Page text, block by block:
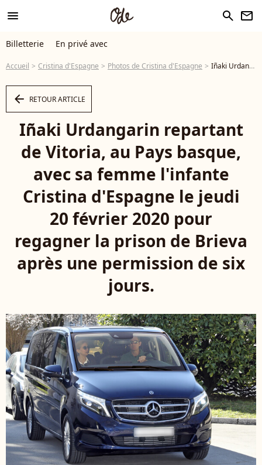
menu search newsletter
Billetterie En privé avec
Accueil Cristina d'Espagne Photos de Cristina d'Espagne Iñaki Urdangarin repartant de Vitoria, au Pays basque, avec sa femme l'infante Cristina d'Espagne le jeudi 20 février 2020 pour regagner la prison de Brieva après une permission de six jours. - Photo
arrow_left RETOUR ARTICLE
Iñaki Urdangarin repartant
de Vitoria, au Pays basque,
avec sa femme l'infante
Cristina d'Espagne le jeudi
20 février 2020 pour
regagner la prison de Brieva
après une permission de six
jours.